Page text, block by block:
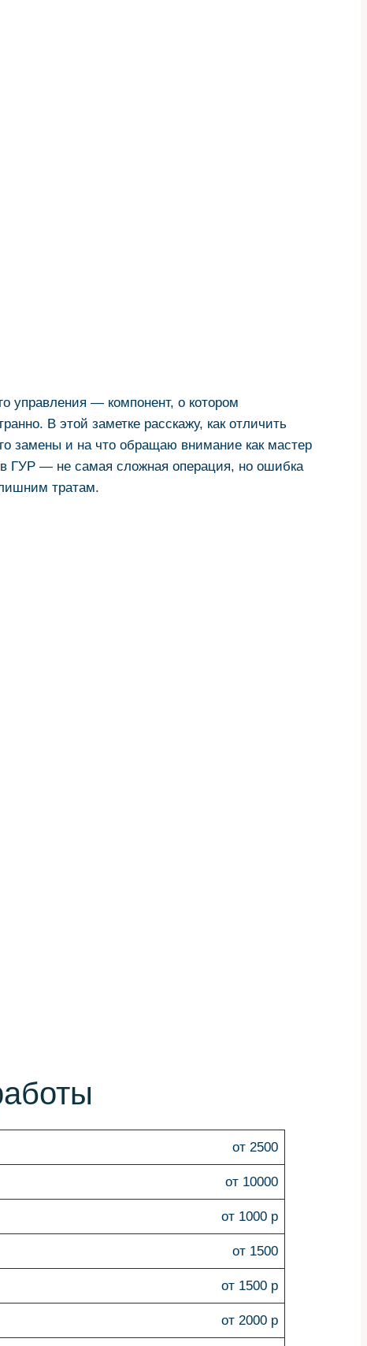
управления — компонент, о котором
В этой заметке расскажу, как отличить
замены и на что обращаю внимание как мастер
ГУР — не самая сложная операция, но ошибка
тратам.
от 2500
от 10000
от 1000 р
от 1500
от 1500 р
от 2000 р